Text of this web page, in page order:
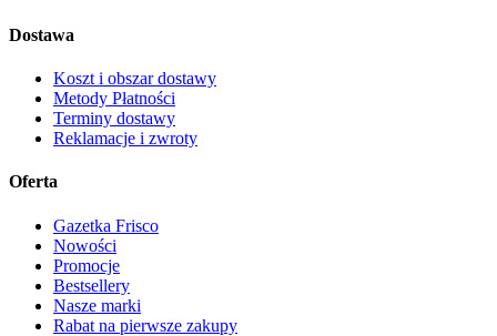
Dostawa
Koszt i obszar dostawy
Metody Płatności
Terminy dostawy
Reklamacje i zwroty
Oferta
Gazetka Frisco
Nowości
Promocje
Bestsellery
Nasze marki
Rabat na pierwsze zakupy